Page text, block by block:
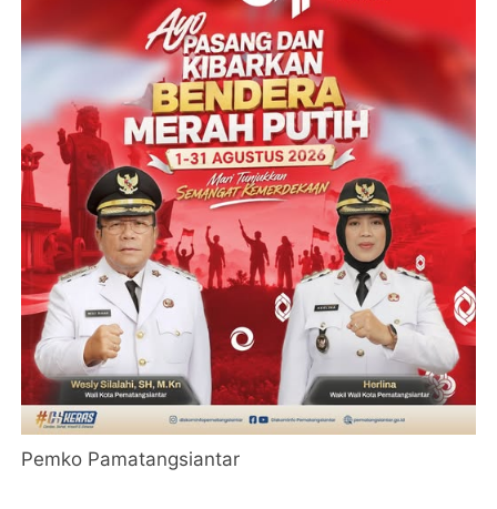
Pemko Pamatangsiantar